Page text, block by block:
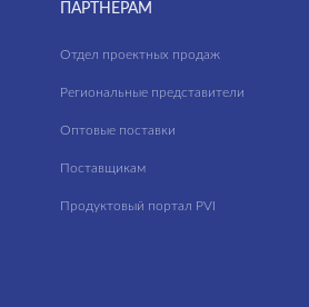
ПАРТНЕРАМ
Отдел проектных продаж
Региональные представители
Оптовые поставки
Поставщикам
Продуктовый портал PVI